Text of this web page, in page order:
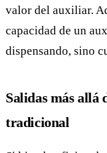
valor del auxiliar.
capacidad de un
dispensando, sino
Salidas más allá
tradicional